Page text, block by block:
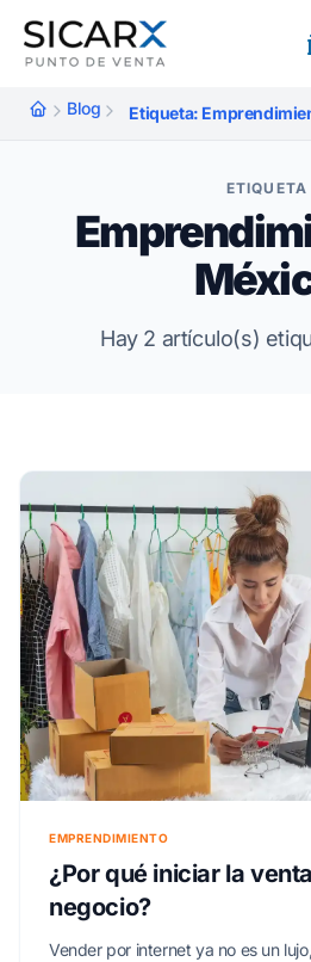
Blog Etiqueta:
ETIQUETA
Hay 2 artículo(s)
EMPRENDIMIENTO
¿Por qué iniciar la
negocio?
Vender por internet ya no es un